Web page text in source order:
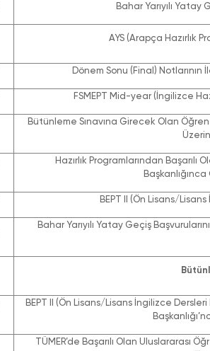
Bahar Yarıyılı Yatay
AYS (Arapça Hazırlık
Dönem Sonu (Final) Notlarının
FSMEPT Mid-year (İngilizce
Bütünleme Sınavına Girecek Olan
Hazırlık Programlarından
Başkanlığınca
BEPT II (Ön Lisans/
Bahar Yarıyılı Yatay Geçiş
BEPT II (Ön Lisans/Lisans İngilizce
TÜMER’de Başarılı Olan Uluslararası